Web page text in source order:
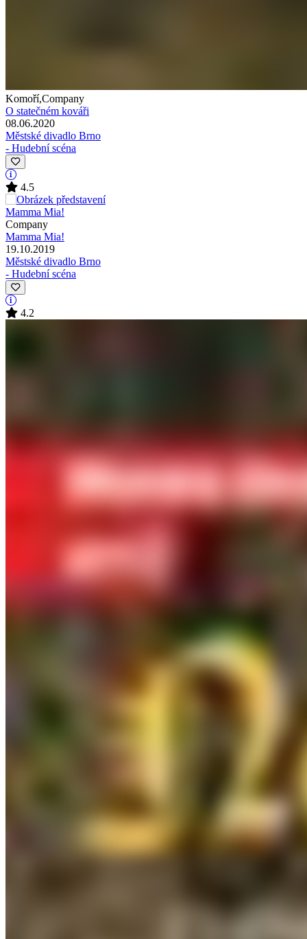
Komoří,Company
O statečném kováři
08.06.2020
Městské divadlo Brno
- Hudební scéna
4.5
Company
Mamma Mia!
19.10.2019
Městské divadlo Brno
- Hudební scéna
4.2